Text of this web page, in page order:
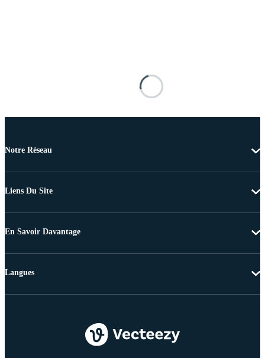
Notre Réseau
Liens Du Site
En Savoir Davantage
Langues